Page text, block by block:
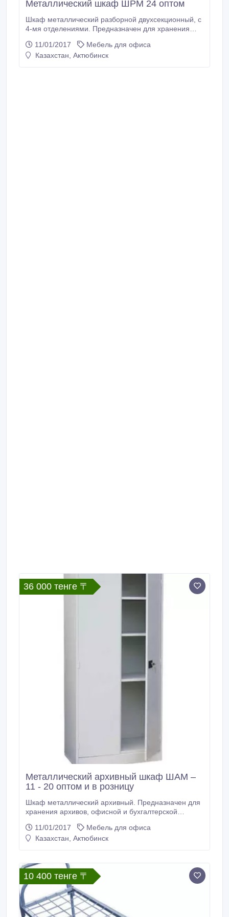
Металлический шкаф ШРМ 24 оптом
Шкаф металлический разборной двухсекционный, с
4-мя отделениями. Предназначен для хранения
спортивных залов, бассейнов, школ и т.д. Каждое
отделение шкафа оснащено индивидуальным
11/01/2017
Мебель для офиса
Казахстан, Актюбинск
36 000 тенге 〒
Металлический архивный шкаф ШАМ –
11 - 20 оптом и в розницу
Шкаф металлический архивный. Предназначен для
хранения архивов, офисной и бухгалтерской
полки. Двери архивного шкафа ШАМ - 11 - 20
оснащены замком повышенной секретности
стандартную комплектацию шкафа ШАМ - 11 - 20
включены 4 полки и 1 ригельный замок.
11/01/2017
Мебель для офиса
Казахстан, Актюбинск
10 400 тенге 〒